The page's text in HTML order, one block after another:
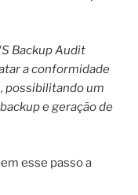
Backup Audit
a conformidade
possibilitando um
e geração de
esse passo a